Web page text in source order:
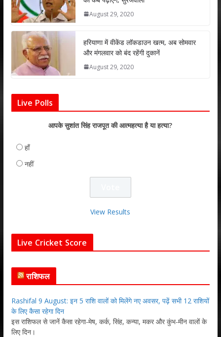
August 29, 2020
हरियाणा में वीकेंड लॉकडाउन खत्म, अब सोमवार
और मंगलवार को बंद रहेंगी दुकानें
August 29, 2020
Live Polls
आपके सुशांत सिंह राजपूत की आत्महत्या है या हत्या?
हाँ
नहीं
View Results
Live Cricket Score
राशिफल
Rashifal 9 August: इन 5 राशि वालों को मिलेंगे नए अवसर, पढ़ें सभी 12 राशियों
के लिए कैसा रहेगा दिन
इस राशिफल से जानें कैसा रहेगा-मेष, कर्क, सिंह, कन्या, मकर और कुंभ-मीन वालों के
लिए दिन।